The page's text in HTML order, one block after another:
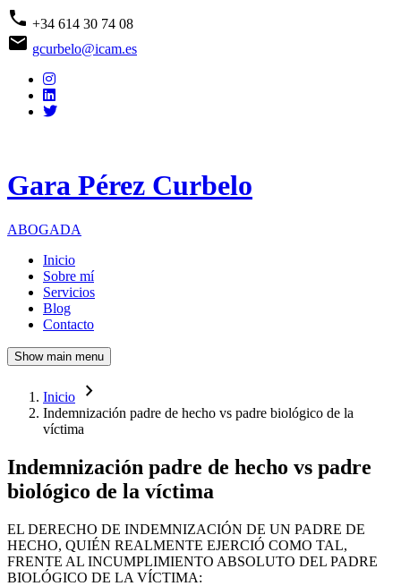
Pasar
contenido
phone +34 614 30 74 08
email gcurbelo@icam.es
Gara Pérez Curbelo
ABOGADA
Navegación
principal
Inicio
Sobre mí
Servicios
Blog
Contacto
Show main menu
Ruta
navegación
Inicio navigate_next
Indemnización padre de hecho vs padre biológico de la
víctima
Indemnización padre de hecho vs padre
biológico de la víctima
EL DERECHO DE INDEMNIZACIÓN DE UN PADRE DE
HECHO, QUIÉN REALMENTE EJERCIÓ COMO TAL,
FRENTE AL INCUMPLIMIENTO ABSOLUTO DEL PADRE
BIOLÓGICO DE LA VÍCTIMA: